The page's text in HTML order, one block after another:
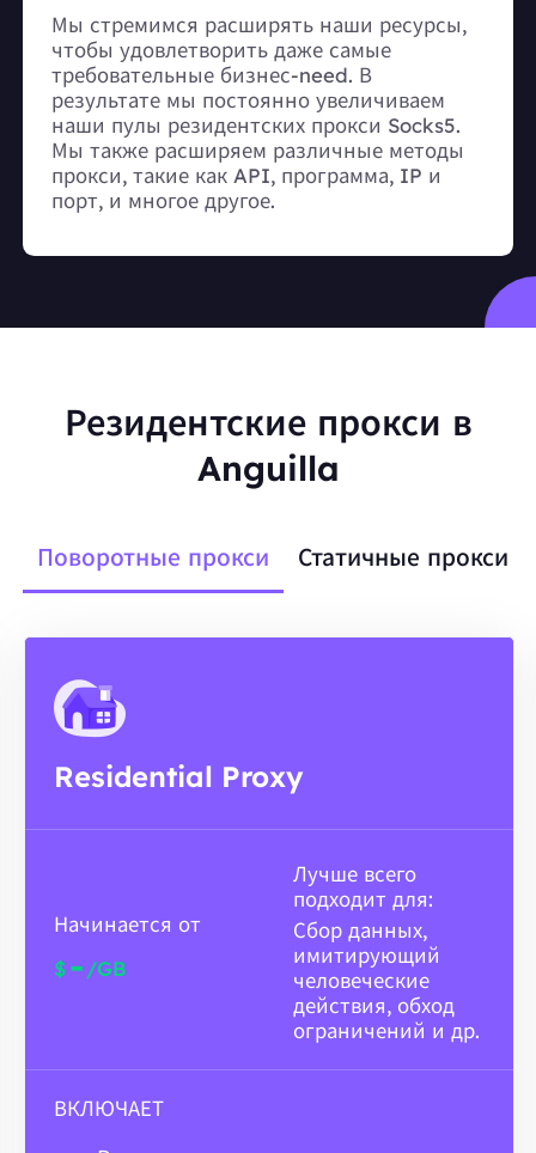
Мы стремимся расширять наши ресурсы,
чтобы удовлетворить даже самые
требовательные бизнес-need. В
результате мы постоянно увеличиваем
наши пулы резидентских прокси Socks5.
Мы также расширяем различные методы
прокси, такие как API, программа, IP и
порт, и многое другое.
Резидентские прокси в
Anguilla
Поворотные прокси Статичные прокси
Residential Proxy
Начинается от
$- /GB
Лучше всего
подходит для:
Сбор данных,
имитирующий
человеческие
действия, обход
ограничений и др.
ВКЛЮЧАЕТ